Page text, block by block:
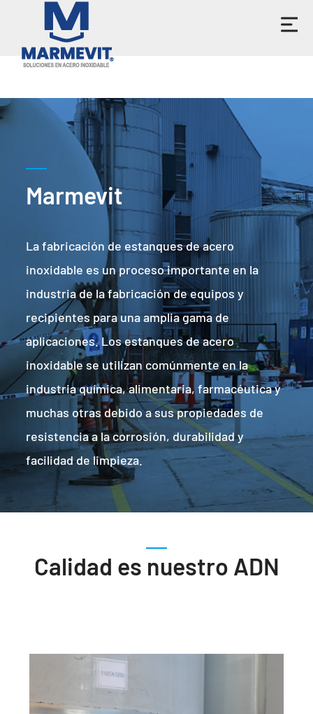
Marmevit
La fabricación de estanques de acero
inoxidable es un proceso importante en la
industria de la fabricación de equipos y
recipientes para una amplia gama de
aplicaciones. Los estanques de acero
inoxidable se utilizan comúnmente en la
industria química, alimentaria, farmacéutica y
muchas otras debido a sus propiedades de
resistencia a la corrosión, durabilidad y
facilidad de limpieza.
Calidad es nuestro ADN